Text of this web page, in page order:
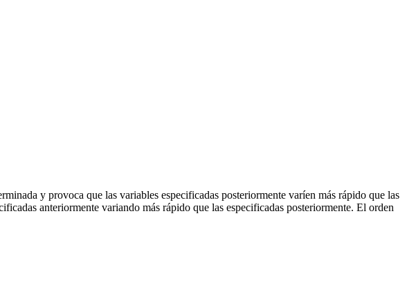
y provoca que las variables especificadas posteriormente varíen más rápido que las
anteriormente variando más rápido que las especificadas posteriormente. El orden